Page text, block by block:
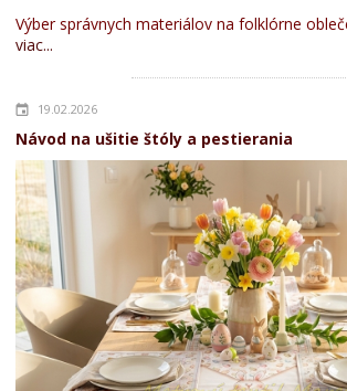
Výber správnych materiálov na folklórne
viac...
19.02.2026
Návod na ušitie štóly a pestierania